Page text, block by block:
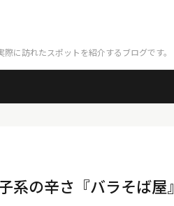
に訪れたスポットを紹介するブログです。
系の辛さ『バラそば屋』